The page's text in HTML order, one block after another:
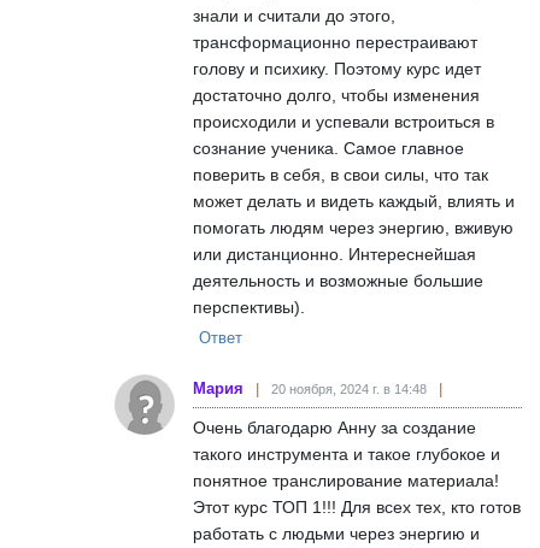
знали и считали до этого,
трансформационно перестраивают
голову и психику. Поэтому курс идет
достаточно долго, чтобы изменения
происходили и успевали встроиться в
сознание ученика. Самое главное
поверить в себя, в свои силы, что так
может делать и видеть каждый, влиять и
помогать людям через энергию, вживую
или дистанционно. Интереснейшая
деятельность и возможные большие
перспективы).
Ответ
Мария 20 ноября, 2024 г. в 14:48
Очень благодарю Анну за создание
такого инструмента и такое глубокое и
понятное транслирование материала!
Этот курс ТОП 1!!! Для всех тех, кто готов
работать с людьми через энергию и